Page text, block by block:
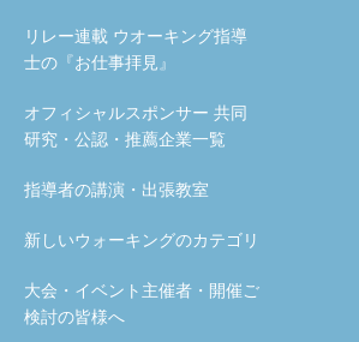
リレー連載 ウオーキング指導
士の『お仕事拝見』
オフィシャルスポンサー 共同
研究・公認・推薦企業一覧
指導者の講演・出張教室
新しいウォーキングのカテゴリ
大会・イベント主催者・開催ご
検討の皆様へ